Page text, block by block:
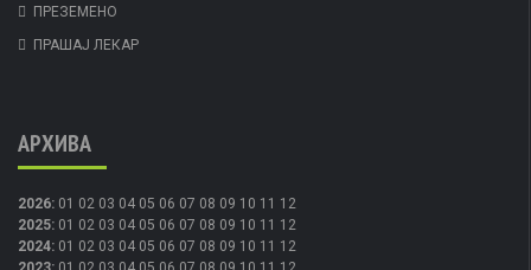
ПРЕЗЕМЕНО
ПРАШАЈ ЛЕКАР
АРХИВА
2026: 01 02 03 04 05 06 07 08 09 10 11 12
2025: 01 02 03 04 05 06 07 08 09 10 11 12
2024: 01 02 03 04 05 06 07 08 09 10 11 12